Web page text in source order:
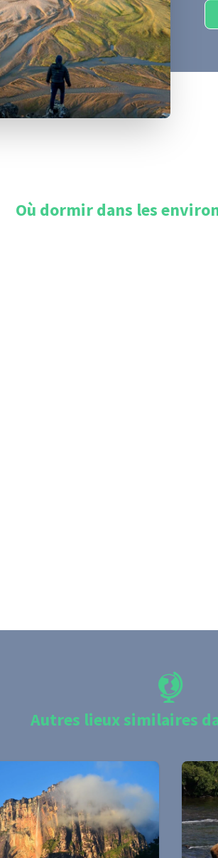
Où dormir dans les
Autres lieux similaires